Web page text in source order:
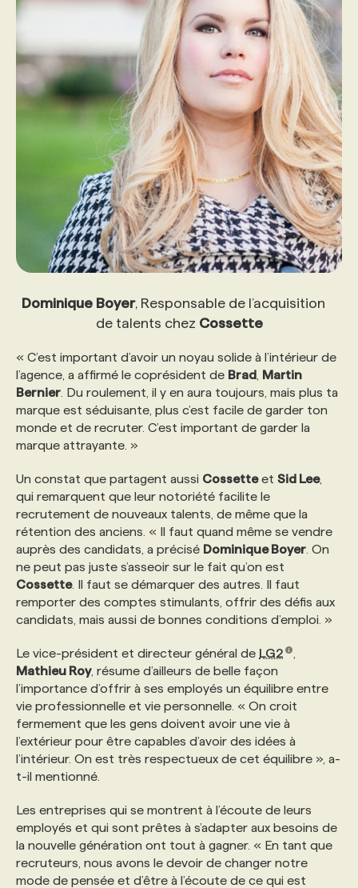
Dominique Boyer, Responsable de l’acquisition
de talents chez Cossette
« C’est important d’avoir un noyau solide à l’intérieur de
l’agence, a affirmé le coprésident de Brad Martin
Bernier . Du roulement, il y en aura toujours, mais plus ta
marque est séduisante, plus c’est facile de garder ton
monde et de recruter. C’est important de garder la
marque attrayante. »
Un constat que partagent aussi Cossetteet Sid Lee,
qui remarquent que leur notoriété facilite le
recrutement de nouveaux talents, de même que la
rétention des anciens. « Il faut quand même se vendre
auprès des candidats, a précisé Dominique Boyer . On
ne peut pas juste s’asseoir sur le fait qu’on est
Cossette. Il faut se démarquer des autres. Il faut
remporter des comptes stimulants, offrir des défis aux
candidats, mais aussi de bonnes conditions d’emploi. »
Le vice-président et directeur général de LG2
Mathieu Roy, résume d’ailleurs de belle façon
l’importance d’offrir à ses employés un équilibre entre
vie professionnelle et vie personnelle. « On croit
fermement que les gens doivent avoir une vie à
l’extérieur pour être capables d’avoir des idées à
l’intérieur. On est très respectueux de cet équilibre », a-
t-il mentionné.
Les entreprises qui se montrent à l’écoute de leurs
employés et qui sont prêtes à s’adapter aux besoins de
la nouvelle génération ont tout à gagner. « En tant que
recruteurs, nous avons le devoir de changer notre
mode de pensée et d’être à l’écoute de ce qui est